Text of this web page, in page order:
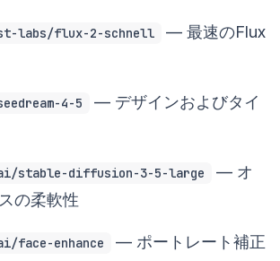
labs/flux-2-schnell
— 最速のFlux
4-5
— デザインおよびタイ
stable-diffusion-3-5-large
— オ
の柔軟性
face-enhance — ポートレート補正